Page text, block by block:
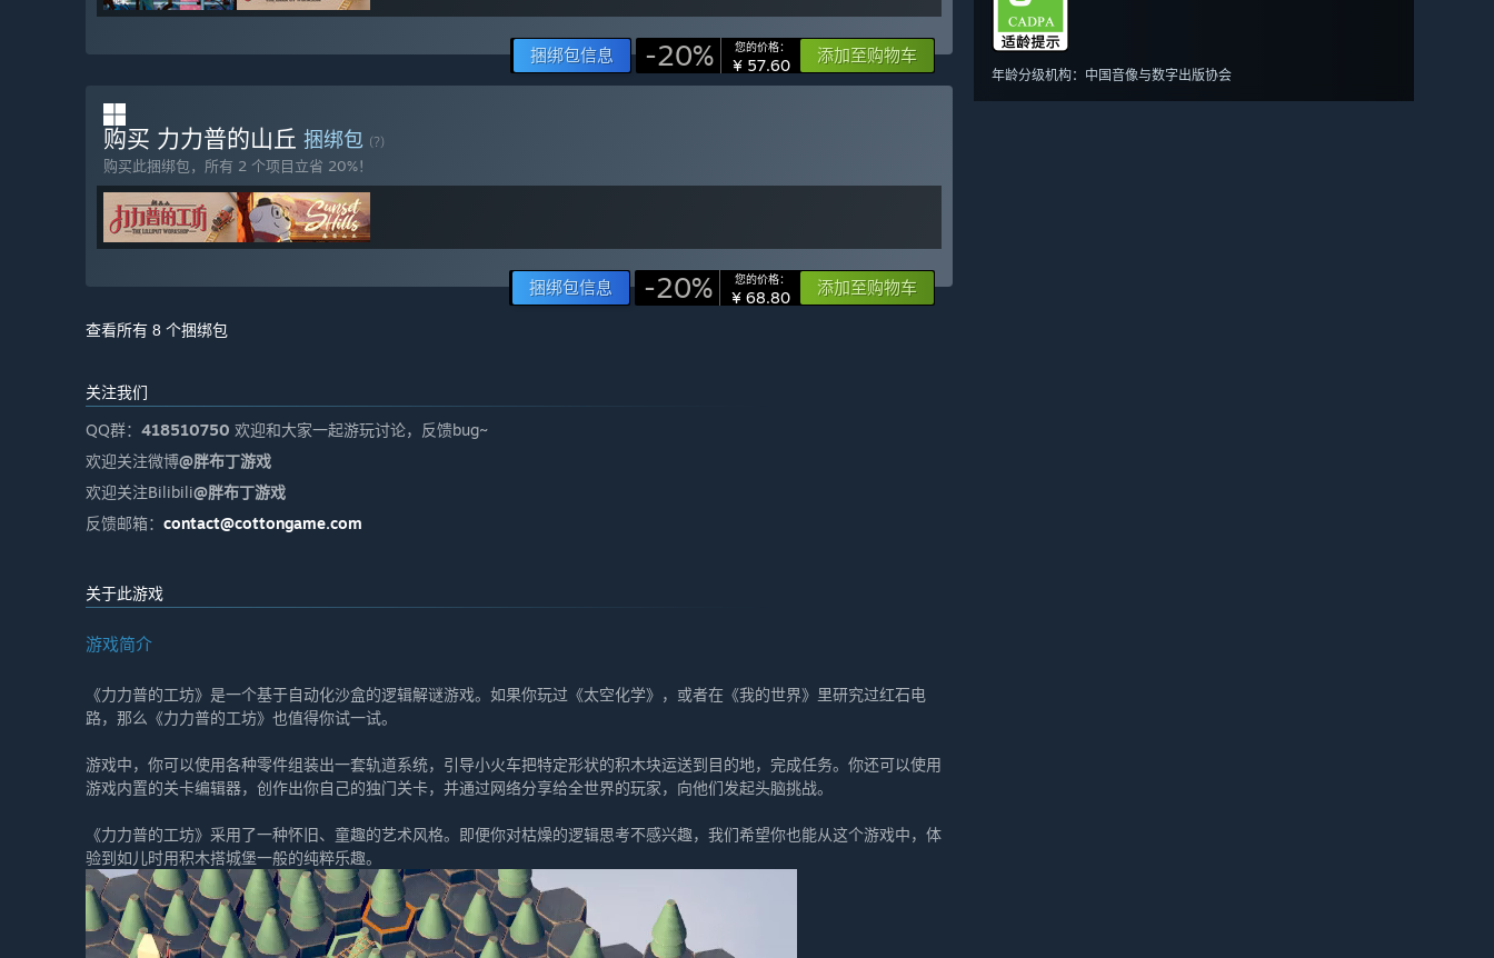
年龄分级机构：中国音像与数字出版协会
捆绑包信息 -20% 您的价格：
¥ 57.60 添加至购物车
购买 力力普的山丘 捆绑包 (?)
购买此捆绑包，所有 2 个项目立省 20%！
捆绑包信息 -20% 您的价格：
¥ 68.80 添加至购物车
查看所有 8 个捆绑包
关注我们
QQ群： 418510750 欢迎和大家一起游玩讨论，反馈bug~
欢迎关注微博@胖布丁游戏
欢迎关注Bilibili@胖布丁游戏
反馈邮箱： contact@cottongame.com
关于此游戏
游戏简介
《力力普的工坊》是一个基于自动化沙盒的逻辑解谜游戏。如果你玩过《太空化学》，或者在《我的世界》里研究过红石电
路，那么《力力普的工坊》也值得你试一试。
游戏中，你可以使用各种零件组装出一套轨道系统，引导小火车把特定形状的积木块运送到目的地，完成任务。你还可以使用
游戏内置的关卡编辑器，创作出你自己的独门关卡，并通过网络分享给全世界的玩家，向他们发起头脑挑战。
《力力普的工坊》采用了一种怀旧、童趣的艺术风格。即便你对枯燥的逻辑思考不感兴趣，我们希望你也能从这个游戏中，体
验到如儿时用积木搭城堡一般的纯粹乐趣。